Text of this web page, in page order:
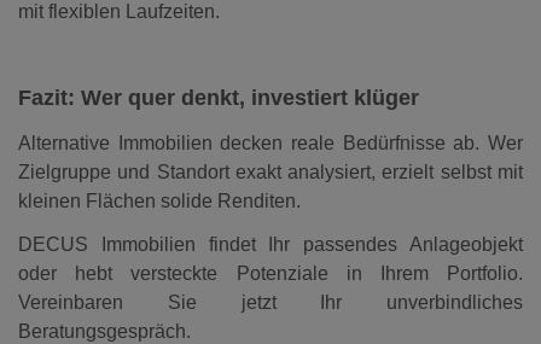
mit flexiblen Laufzeiten.
Fazit: Wer quer denkt, investiert klüger
Alternative Immobilien decken reale Bedürfnisse ab. Wer
Zielgruppe und Standort exakt analysiert, erzielt selbst mit
kleinen Flächen solide Renditen.
DECUS Immobilien findet Ihr passendes Anlageobjekt
oder hebt versteckte Potenziale in Ihrem Portfolio.
Vereinbaren Sie jetzt Ihr unverbindliches
Beratungsgespräch.